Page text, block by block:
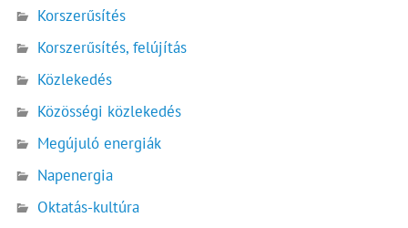
Korszerűsítés
Korszerűsítés, felújítás
Közlekedés
Közösségi közlekedés
Megújuló energiák
Napenergia
Oktatás-kultúra